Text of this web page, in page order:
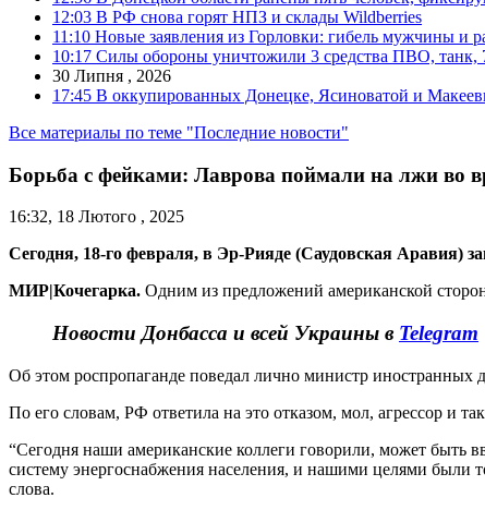
12:03 В РФ снова горят НПЗ и склады Wildberries
11:10 Новые заявления из Горловки: гибель мужчины и
10:17 Силы обороны уничтожили 3 средства ПВО, танк,
30 Липня , 2026
17:45 В оккупированных Донецке, Ясиноватой и
Все материалы по теме "Последние новости"
Борьба с фейками: Лаврова поймали на лжи во
16:32, 18 Лютого , 2025
Сегодня, 18-го февраля, в Эр-Рияде (Саудовская Аравия)
МИР|Кочегарка. Одним из предложений американской
Новости Донбасса и всей Украины в Telegram
Об этом роспропаганде поведал лично министр иностранных
По его словам, РФ ответила на это отказом, мол, агрессор и
“Сегодня наши американские коллеги говорили, может быть
систему энергоснабжения населения, и нашими целями
слова.